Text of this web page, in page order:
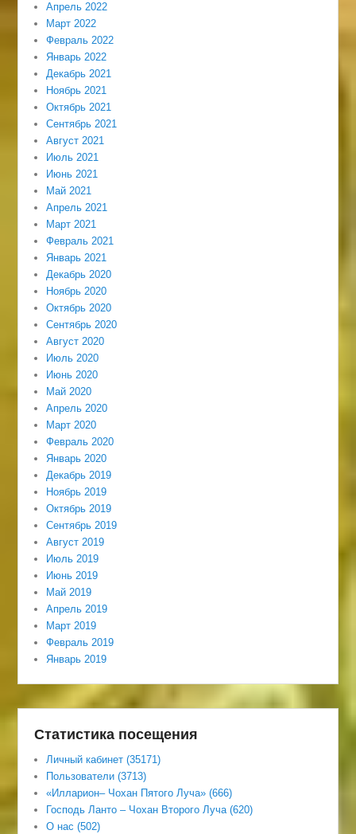
Апрель 2022
Март 2022
Февраль 2022
Январь 2022
Декабрь 2021
Ноябрь 2021
Октябрь 2021
Сентябрь 2021
Август 2021
Июль 2021
Июнь 2021
Май 2021
Апрель 2021
Март 2021
Февраль 2021
Январь 2021
Декабрь 2020
Ноябрь 2020
Октябрь 2020
Сентябрь 2020
Август 2020
Июль 2020
Июнь 2020
Май 2020
Апрель 2020
Март 2020
Февраль 2020
Январь 2020
Декабрь 2019
Ноябрь 2019
Октябрь 2019
Сентябрь 2019
Август 2019
Июль 2019
Июнь 2019
Май 2019
Апрель 2019
Март 2019
Февраль 2019
Январь 2019
Статистика посещения
Личный кабинет (35171)
Пользователи (3713)
«Илларион– Чохан Пятого Луча» (666)
Господь Ланто – Чохан Второго Луча (620)
О нас (502)